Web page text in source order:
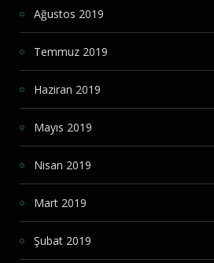
Ağustos 2019
Temmuz 2019
Haziran 2019
Mayıs 2019
Nisan 2019
Mart 2019
Şubat 2019